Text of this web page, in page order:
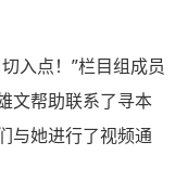
入点！”栏目组成员
文帮助联系了寻本
与她进行了视频通